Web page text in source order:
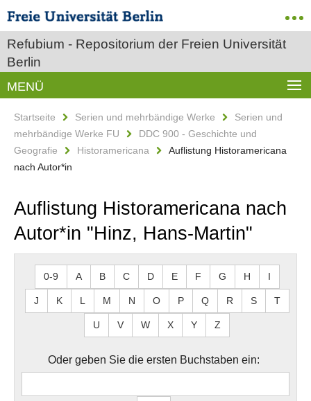
Refubium - Repositorium der Freien Universität
Berlin
MENÜ
Startseite Serien und mehrbändige Werke
Serien und
mehrbändige Werke FU
DDC 900 - Geschichte und
Geografie
Historamericana
Auflistung Historamericana
nach Autor*in
Auflistung Historamericana nach
Autor*in "Hinz, Hans-Martin"
0-9 A B C D E F G H I
J K L M N O P Q R S T
U V W X Y Z
Oder geben Sie die ersten Buchstaben ein: